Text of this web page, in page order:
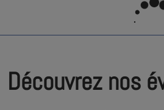
Découvrez nos